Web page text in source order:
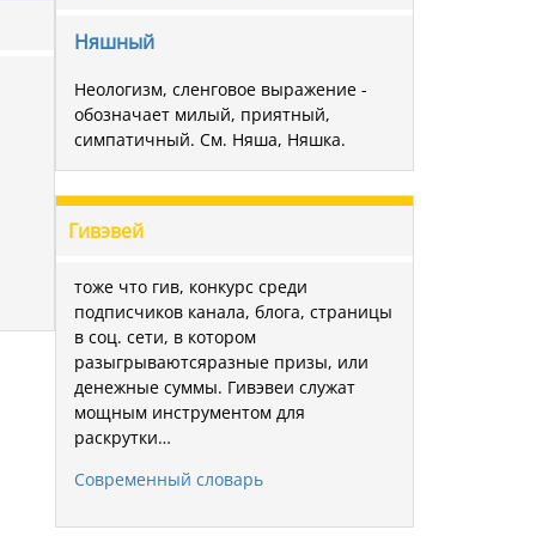
Няшный
Неологизм, сленговое выражение -
обозначает милый, приятный,
симпатичный. См. Няша, Няшка.
Гивэвей
тоже что гив, конкурс среди
подписчиков канала, блога, страницы
в соц. сети, в котором
разыгрываютсяразные призы, или
денежные суммы. Гивэвеи служат
мощным инструментом для
раскрутки…
Современный словарь